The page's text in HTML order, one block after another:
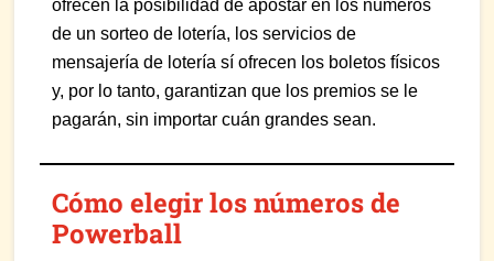
ofrecen la posibilidad de apostar en los números
de un sorteo de lotería, los servicios de
mensajería de lotería sí ofrecen los boletos físicos
y, por lo tanto, garantizan que los premios se le
pagarán, sin importar cuán grandes sean.
Cómo elegir los números de
Powerball